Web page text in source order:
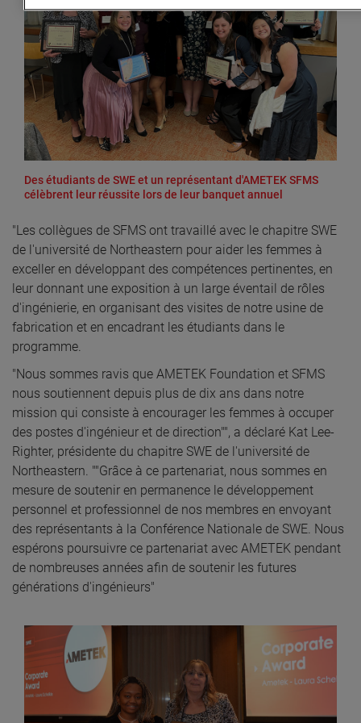
Des étudiants de SWE et un représentant d'AMETEK SFMS
célèbrent leur réussite lors de leur banquet annuel
"Les collègues de SFMS ont travaillé avec le chapitre SWE
de l'université de Northeastern pour aider les femmes à
exceller en développant des compétences pertinentes, en
leur donnant une exposition à un large éventail de rôles
d'ingénierie, en organisant des visites de notre usine de
fabrication et en encadrant les étudiants dans le
programme.
"Nous sommes ravis que AMETEK Foundation et SFMS
nous soutiennent depuis plus de dix ans dans notre
mission qui consiste à encourager les femmes à occuper
des postes d'ingénieur et de direction"", a déclaré Kat Lee-
Righter, présidente du chapitre SWE de l'université de
Northeastern. ""Grâce à ce partenariat, nous sommes en
mesure de soutenir en permanence le développement
personnel et professionnel de nos membres en envoyant
des représentants à la Conférence Nationale de SWE. Nous
espérons poursuivre ce partenariat avec AMETEK pendant
de nombreuses années afin de soutenir les futures
générations d'ingénieurs"